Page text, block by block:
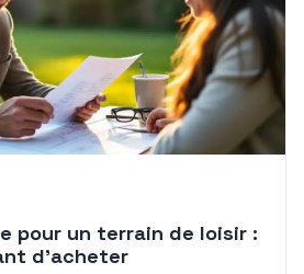
pour un terrain de loisir :
d’acheter